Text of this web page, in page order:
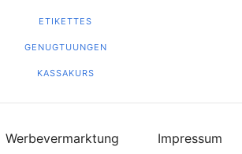
ETIKETTES
GENUGTUUNGEN
KASSAKURS
Werbevermarktung Impressum